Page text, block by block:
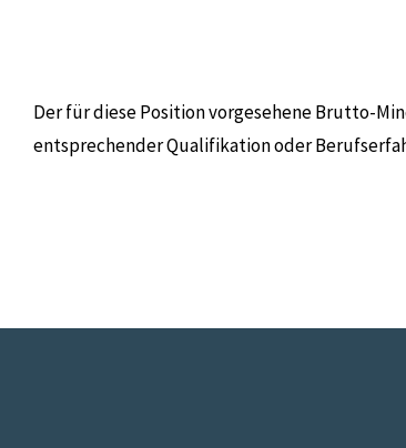
Der für diese Position vorgesehene Brutto-
entsprechender Qualifikation oder